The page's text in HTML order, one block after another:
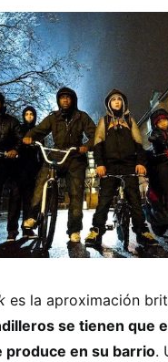
es la aproximación
se tienen que
produce en su barrio.